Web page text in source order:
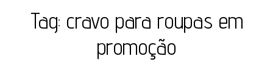
Tag: cravo para roupas em
promoção